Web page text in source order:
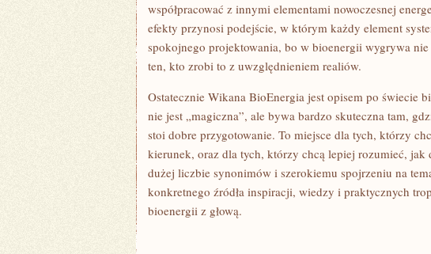
współpracować z innymi elementami nowoczesnej
efekty przynosi podejście, w którym każdy element
spokojnego projektowania, bo w bioenergii wygrywa
ten, kto zrobi to z uwzględnieniem realiów.
Ostatecznie Wikana BioEnergia jest opisem po świecie
nie jest „magiczna”, ale bywa bardzo skuteczna tam,
stoi dobre przygotowanie. To miejsce dla tych, którzy
kierunek, oraz dla tych, którzy chcą lepiej rozumieć, jak
dużej liczbie synonimów i szerokiemu spojrzeniu na
konkretnego źródła inspiracji, wiedzy i praktycznych
bioenergii z głową.